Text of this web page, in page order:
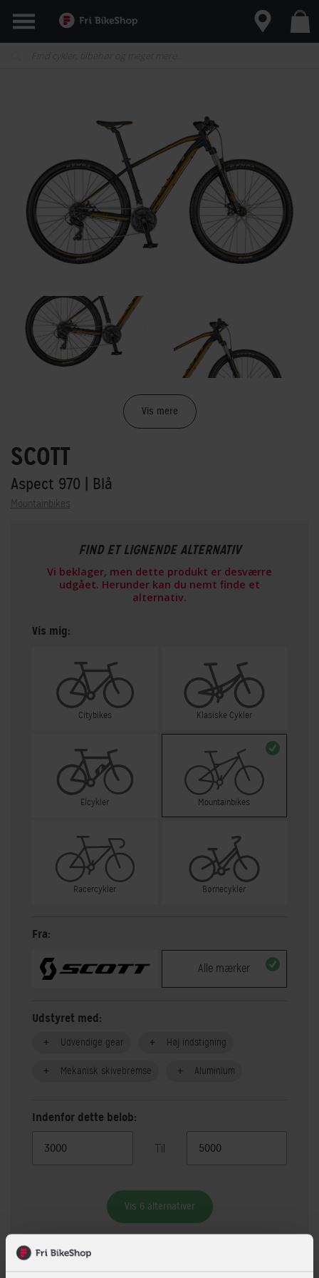
Vis mere
SCOTT
Aspect 970 | Blå
Mountainbikes
FIND ET LIGNENDE ALTERNATIV
Vi beklager, men dette produkt er desværre
udgået. Herunder kan du nemt finde et
alternativ.
Vis mig:
Citybikes Klasiske Cykler
Elcykler Mountainbikes
Racercykler Børnecykler
Fra:
Alle mærker
Udstyret med:
Udvendige gear Høj indstigning
Mekanisk skivebremse Aluminium
Indenfor dette beløb:
Til
Vis 6 alternativer
Beskrivelse